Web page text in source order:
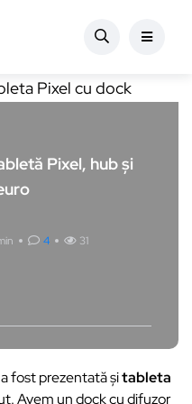
Pixel, hub și
4 31
fost prezentată șitableta
Avem un dock cu difuzor